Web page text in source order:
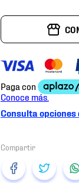
Consulta opciones